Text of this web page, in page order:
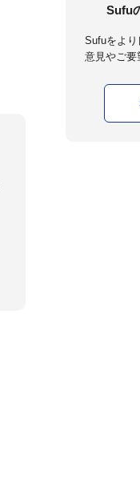
Sufu
Sufuをよ
意見やご要